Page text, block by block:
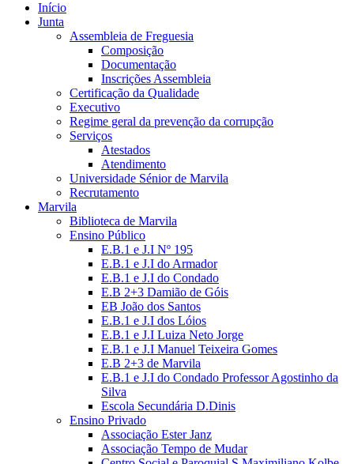
Início
Junta
Assembleia de Freguesia
Composição
Documentação
Inscrições Assembleia
Certificação da Qualidade
Executivo
Regime geral da prevenção da corrupção
Serviços
Atestados
Atendimento
Universidade Sénior de Marvila
Recrutamento
Marvila
Biblioteca de Marvila
Ensino Público
E.B.1 e J.I Nº 195
E.B.1 e J.I do Armador
E.B.1 e J.I do Condado
E.B 2+3 Damião de Góis
EB João dos Santos
E.B.1 e J.I dos Lóios
E.B.1 e J.I Luiza Neto Jorge
E.B.1 e J.I Manuel Teixeira Gomes
E.B 2+3 de Marvila
E.B.1 e J.I do Condado Professor Agostinho da
Silva
Escola Secundária D.Dinis
Ensino Privado
Associação Ester Janz
Associação Tempo de Mudar